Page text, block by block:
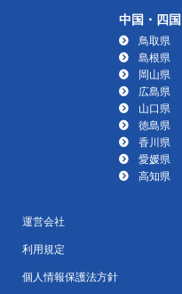
中国・四国
鳥取県
島根県
岡山県
広島県
山口県
徳島県
香川県
愛媛県
高知県
運営会社
利用規定
個人情報保護法方針